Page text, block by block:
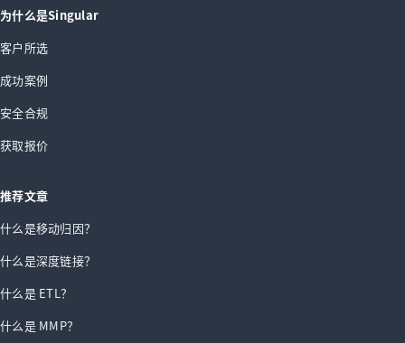
为什么是Singular
客户所选
成功案例
安全合规
获取报价
推荐文章
什么是移动归因？
什么是深度链接？
什么是 ETL？
什么是 MMP？